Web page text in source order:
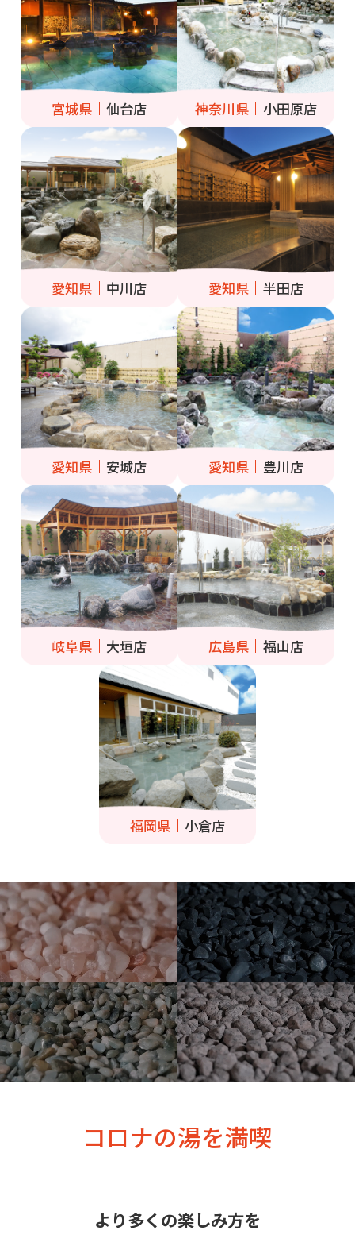
宮城県 仙台店 神奈川県 小田原店
愛知県 中川店 愛知県 半田店
愛知県 安城店 愛知県 豊川店
岐阜県 大垣店 広島県 福山店
福岡県 小倉店
コロナの湯を満喫
より多くの楽しみ方を